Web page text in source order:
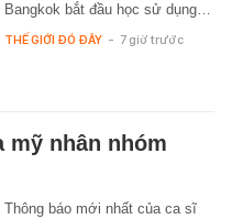
Bangkok bắt đầu học sử dụng…
THẾ GIỚI ĐÓ ĐÂY - 7 giờ trước
mỹ nhân nhóm
Thông báo mới nhất của ca sĩ